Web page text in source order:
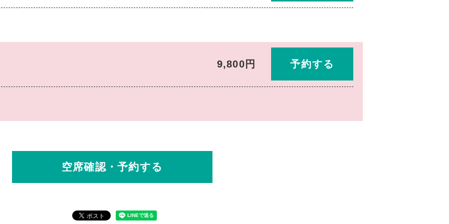
9,800円 予約する
空席確認・予約する